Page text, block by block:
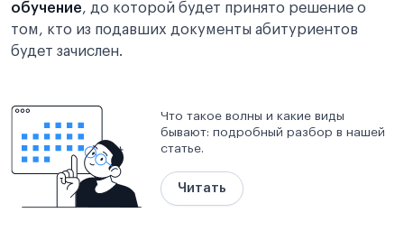
обучение, до которой будет принято решение о
том, кто из подавших документы абитуриентов
будет зачислен.
Что такое волны и какие виды
бывают: подробный разбор в нашей
статье.
Читать